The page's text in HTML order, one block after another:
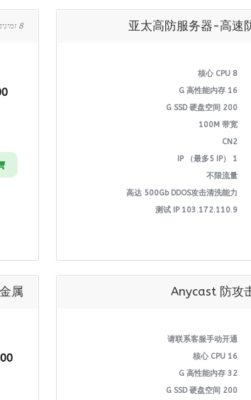
亚太高防服务器-高速
8 核心 CPU
16 G 高性能内存
200 G SSD 硬盘空间
100M 带宽
CN2
1 IP （最多5 IP）
不限流量
高达 500Gb DDOS攻击清洗能力
测试 IP 103.172.110.9
8 זמינים
Anycast 防攻
请联系客服手动开通
16 核心 CPU
32 G 高性能内存
200 G SSD 硬盘空间
属